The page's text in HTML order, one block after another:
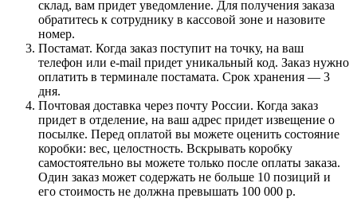
склад, вам придет уведомление. Для получения заказа
обратитесь к сотруднику в кассовой зоне и назовите
номер.
Постамат. Когда заказ поступит на точку, на ваш
телефон или e-mail придет уникальный код. Заказ нужно
оплатить в терминале постамата. Срок хранения — 3
дня.
Почтовая доставка через почту России. Когда заказ
придет в отделение, на ваш адрес придет извещение о
посылке. Перед оплатой вы можете оценить состояние
коробки: вес, целостность. Вскрывать коробку
самостоятельно вы можете только после оплаты заказа.
Один заказ может содержать не больше 10 позиций и
его стоимость не должна превышать 100 000 р.